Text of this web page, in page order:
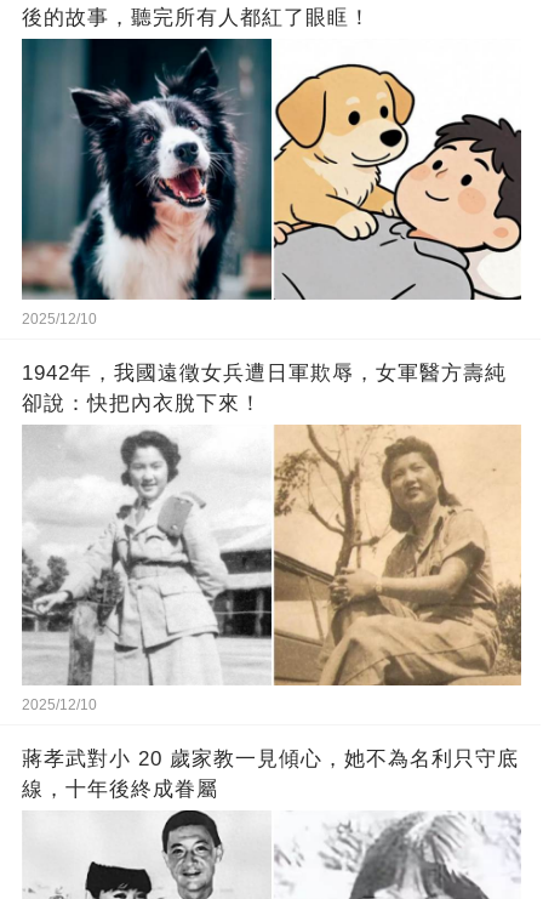
後的故事，聽完所有人都紅了眼眶！
2025/12/10
1942年，我國遠徵女兵遭日軍欺辱，女軍醫方壽純
卻說：快把內衣脫下來！
2025/12/10
蔣孝武對小 20 歲家教一見傾心，她不為名利只守底
線，十年後終成眷屬